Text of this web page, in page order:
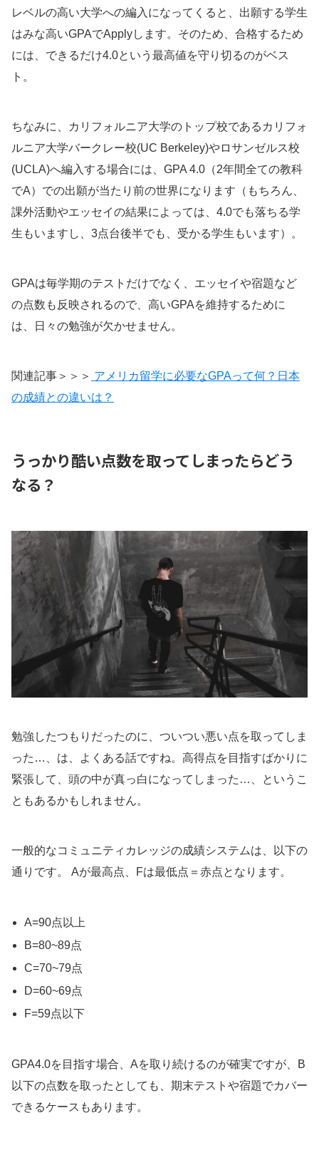
レベルの高い大学への編入になってくると、出願する学生
はみな高いGPAでApplyします。そのため、合格するため
には、できるだけ4.0という最高値を守り切るのがベス
ト。
ちなみに、カリフォルニア大学のトップ校であるカリフォ
ルニア大学バークレー校(UC Berkeley)やロサンゼルス校
(UCLA)へ編入する場合には、GPA 4.0（2年間全ての教科
でA）での出願が当たり前の世界になります（もちろん、
課外活動やエッセイの結果によっては、4.0でも落ちる学
生もいますし、3点台後半でも、受かる学生もいます）。
GPAは毎学期のテストだけでなく、エッセイや宿題など
の点数も反映されるので、高いGPAを維持するために
は、日々の勉強が欠かせません。
関連記事＞＞＞ アメリカ留学に必要なGPAって何？日本
の成績との違いは？
うっかり酷い点数を取ってしまったらどう
なる？
勉強したつもりだったのに、ついつい悪い点を取ってしま
った…、は、よくある話ですね。高得点を目指すばかりに
緊張して、頭の中が真っ白になってしまった…、というこ
ともあるかもしれません。
一般的なコミュニティカレッジの成績システムは、以下の
通りです。 Aが最高点、Fは最低点＝赤点となります。
A=90点以上
B=80~89点
C=70~79点
D=60~69点
F=59点以下
GPA4.0を目指す場合、Aを取り続けるのが確実ですが、B
以下の点数を取ったとしても、期末テストや宿題でカバー
できるケースもあります。